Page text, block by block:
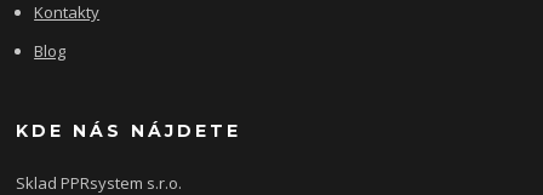
Kontakty
Blog
KDE NÁS NÁJDETE
Sklad PPRsystem s.r.o.